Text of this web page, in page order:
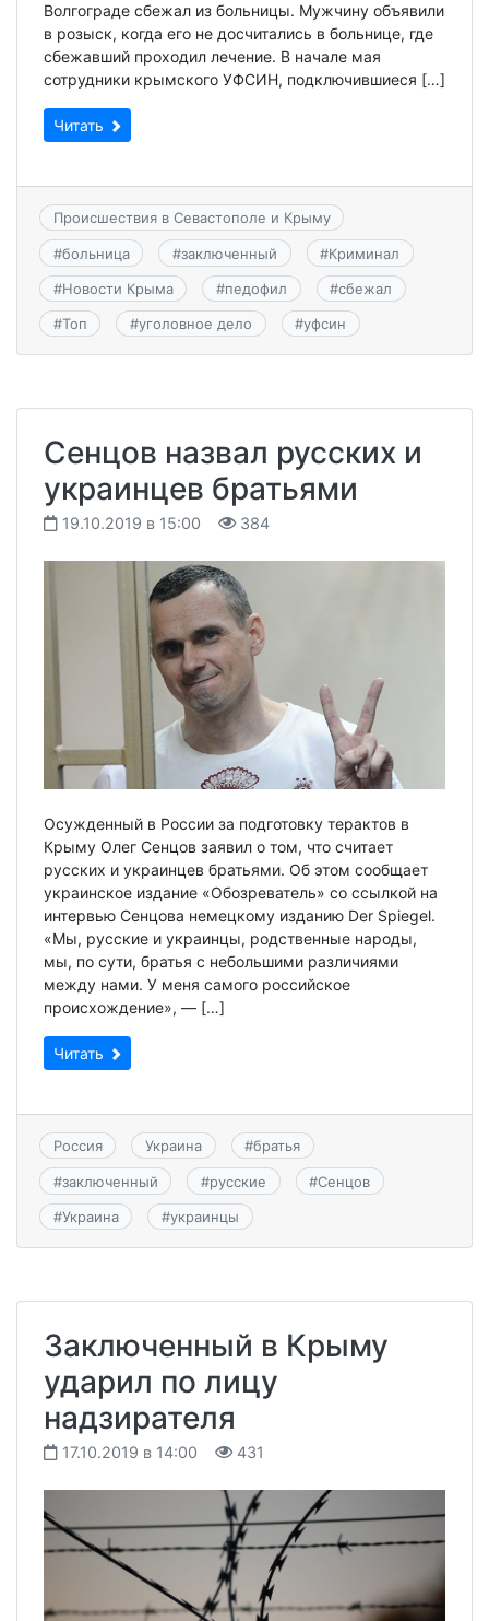
Волгограде сбежал из больницы. Мужчину объявили
в розыск, когда его не досчитались в больнице, где
сбежавший проходил лечение. В начале мая
сотрудники крымского УФСИН, подключившиеся […]
Читать
Происшествия в Севастополе и Крыму
#больница #заключенный #Криминал
#Новости Крыма #педофил #сбежал
#Топ #уголовное дело #уфсин
Сенцов назвал русских и
украинцев братьями
19.10.2019 в 15:00 384
Осужденный в России за подготовку терактов в
Крыму Олег Сенцов заявил о том, что считает
русских и украинцев братьями. Об этом сообщает
украинское издание «Обозреватель» со ссылкой на
интервью Сенцова немецкому изданию Der Spiegel.
«Мы, русские и украинцы, родственные народы,
мы, по сути, братья с небольшими различиями
между нами. У меня самого российское
происхождение», — […]
Читать
Россия Украина #братья
#заключенный #русские #Сенцов
#Украина #украинцы
Заключенный в Крыму
ударил по лицу
надзирателя
17.10.2019 в 14:00 431